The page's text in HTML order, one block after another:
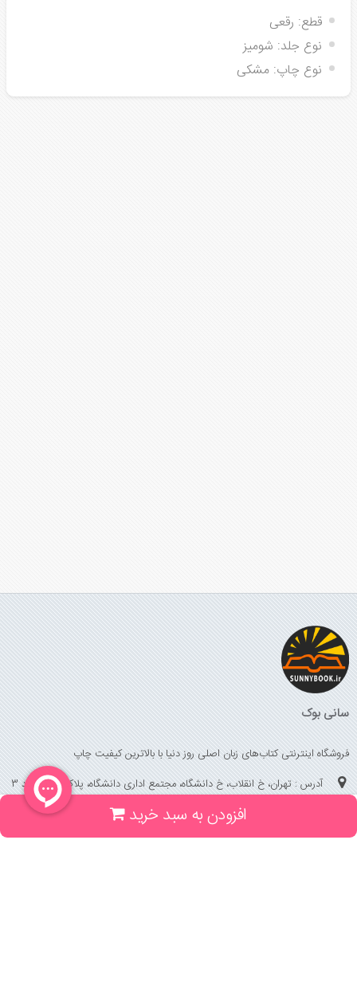
قطع: رقعی
نوع جلد: شومیز
نوع چاپ: مشکی
افزودن به سبد خرید
سانی بوک
فروشگاه اینترنتی کتاب‌های زبان اصلی روز دنیا با بالاترین کیفیت چاپ
آدرس : تهران، خ انقلاب، خ دانشگاه، مجتمع اداری دانشگاه، پلاک 158 واحد 3
(جهت خرید حضوری، تلفنی ، پیگیری سفارشات سایت با شماره تلفن 02166175070
تماس حاصل فرمایید)